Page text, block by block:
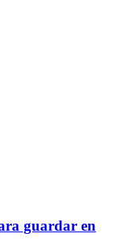
guardar en